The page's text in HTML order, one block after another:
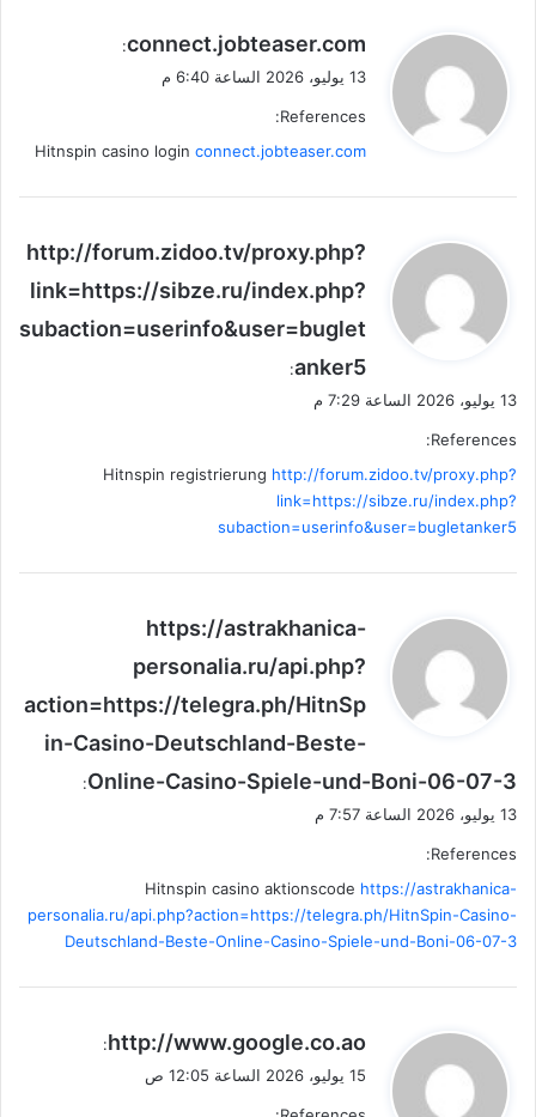
ي
ق
ل
connect.jobteaser.com
:
13 يوليو، 2026 الساعة 6:40 م
References:
Hitnspin casino login connect.jobteaser.com
ي
و
ل
http://forum.zidoo.tv/proxy.php?
link=https://sibze.ru/index.php?
subaction=userinfo&user=buglet
anker5
:
13 يوليو، 2026 الساعة 7:29 م
References:
Hitnspin registrierung http://forum.zidoo.tv/proxy.php?
link=https://sibze.ru/index.php?
subaction=userinfo&user=bugletanker5
ي
و
ل
https://astrakhanica-
personalia.ru/api.php?
action=https://telegra.ph/HitnSp
in-Casino-Deutschland-Beste-
Online-Casino-Spiele-und-Boni-06-07-3
:
13 يوليو، 2026 الساعة 7:57 م
References:
Hitnspin casino aktionscode https://astrakhanica-
personalia.ru/api.php?action=https://telegra.ph/HitnSpin-Casino-
Deutschland-Beste-Online-Casino-Spiele-und-Boni-06-07-3
ي
ق
http://www.google.co.ao
:
15 يوليو، 2026 الساعة 12:05 ص